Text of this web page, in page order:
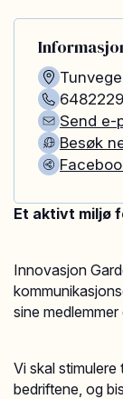
Et aktivt miljø
Innovasjon
sine
Vi skal
bedriftene, og
Send e-
Besøk